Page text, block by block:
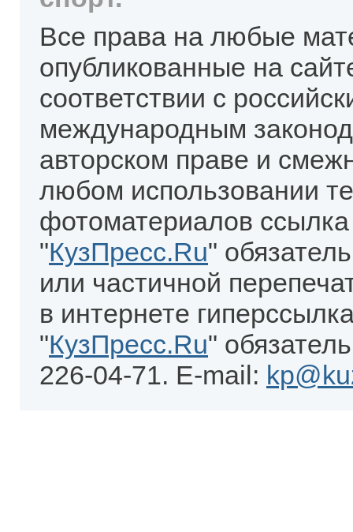
Все права на любые
опубликованные на
соответствии с
международным
авторском праве и
любом использовании
фотоматериалов
"КузПресс.Ru"
или частичной
в интернете
"КузПресс.Ru"
226-04-71. E-mail: